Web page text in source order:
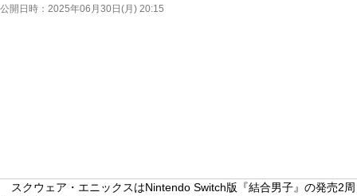
公開日時： 2025年06月30日(月) 20:15
スクウェア・エニックスはNintendo Switch版『結合男子』の発売2周